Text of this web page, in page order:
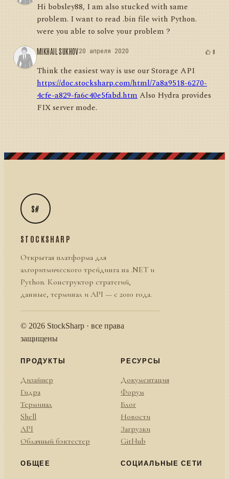
Hi bobsley88, I am also stucked with same
problem. I want to read .bin file with Python.
were you able to solve your problem ?
MIKHAIL SUKHOV20 апреля 2020 0
Think the easiest way is use our Storage API
https://doc.stocksharp.com/html/7a8a9518-6270-
4cfe-a829-fa6c40e5fabd.htmAlso Hydra provides
FIX server mode.
S#
STOCKSHARP
Открытая платформа для
алгоритмического трейдинга на .NET и
Python. Конструктор стратегий,
данные, терминал и API — с 2010 года.
© 2026 StockSharp · все права
защищены
ПРОДУКТЫ
Дизайнер
Гидра
Терминал
Shell
API
Облачный бэктестер
РЕСУРСЫ
Документация
Форум
Блог
Новости
Загрузки
GitHub
ОБЩЕЕ СОЦИАЛЬНЫЕ СЕТИ